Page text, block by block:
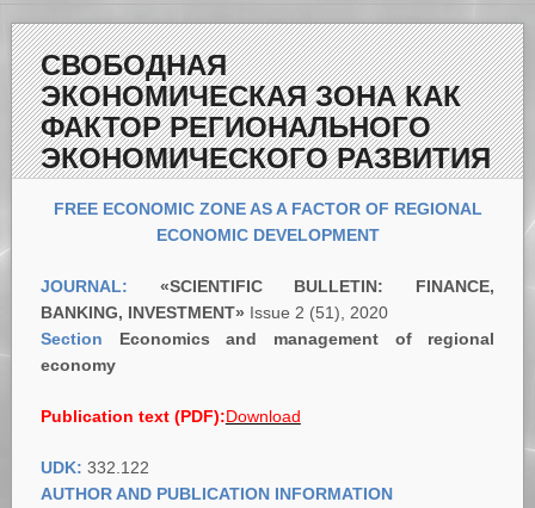
СВОБОДНАЯ
ЭКОНОМИЧЕСКАЯ ЗОНА КАК
ФАКТОР РЕГИОНАЛЬНОГО
ЭКОНОМИЧЕСКОГО РАЗВИТИЯ
FREE ECONOMIC ZONE AS A FACTOR OF REGIONAL
ECONOMIC DEVELOPMENT
JOURNAL: «SCIENTIFIC BULLETIN: FINANCE,
BANKING, INVESTMENT» Issue 2 (51), 2020
Section Economics and management of regional
economy
Publication text (PDF):Download
UDK: 332.122
AUTHOR AND PUBLICATION INFORMATION